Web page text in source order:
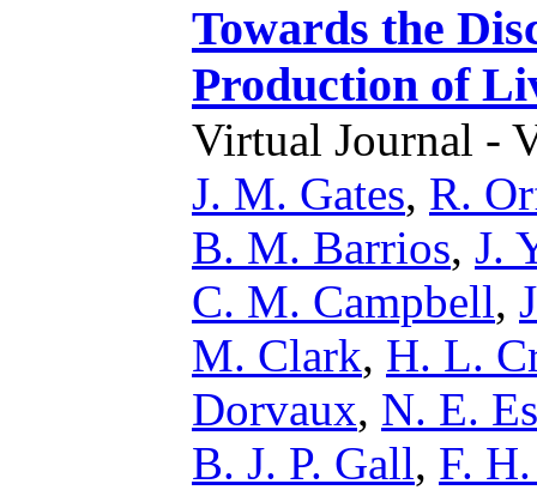
Towards the
Production of
Virtual Journal -
J. M. Gates, R.
B. M. Barrios, J.
C. M. Campbell,
M. Clark, H. L.
Dorvaux, N. E.
B. J. P. Gall, F.